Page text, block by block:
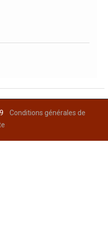
Conditions générales de